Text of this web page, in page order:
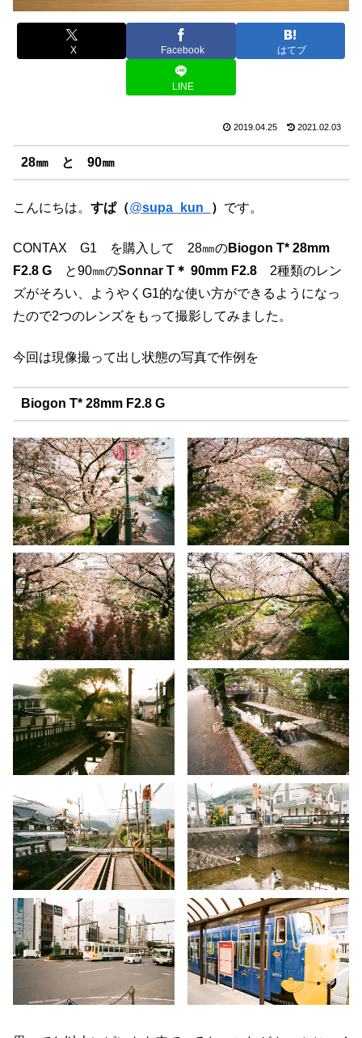
X Facebook はてブ
LINE
2019.04.25 2021.02.03
28㎜ と 90㎜
こんにちは。 すぱ（@supa_kun_ ） です。
CONTAX G1 を購入して 28㎜のBiogon T* 28mm
F2.8 G と90㎜のSonnar T＊ 90mm F2.8 2種類のレン
ズがそろい、ようやくG1的な使い方ができるようになっ
たので2つのレンズをもって撮影してみました。
今回は現像撮って出し状態の写真で作例を
Biogon T* 28mm F2.8 G